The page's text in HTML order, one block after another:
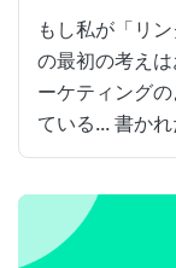
もし私が「リ
の最初の考え
ーケティング
ている... 書か